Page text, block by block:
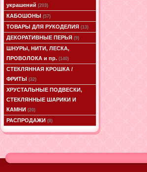
украшений (203)
КАБОШОНЫ (57)
ТОВАРЫ ДЛЯ РУКОДЕЛИЯ (13)
ДЕКОРАТИВНЫЕ ПЕРЬЯ (9)
ШНУРЫ, НИТИ, ЛЕСКА,
ПРОВОЛОКА и пр. (140)
СТЕКЛЯННАЯ КРОШКА /
ФРИТЫ (32)
ХРУСТАЛЬНЫЕ ПОДВЕСКИ,
СТЕКЛЯННЫЕ ШАРИКИ И
КАМНИ (20)
РАСПРОДАЖИ (8)